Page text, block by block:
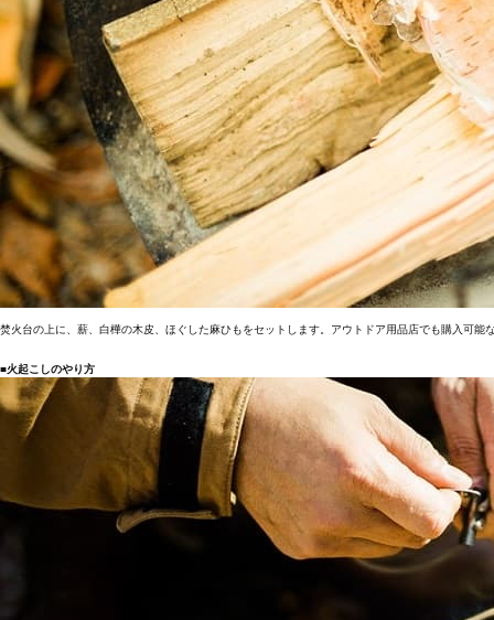
焚火台の上に、薪、白樺の木皮、ほぐした麻ひもをセットします。アウトドア用品店でも購入可
■火起こしのやり方